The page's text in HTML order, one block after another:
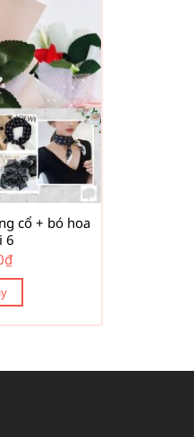
cổ + bó hoa
6
₫